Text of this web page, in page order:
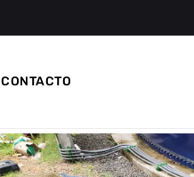
CONTACTO